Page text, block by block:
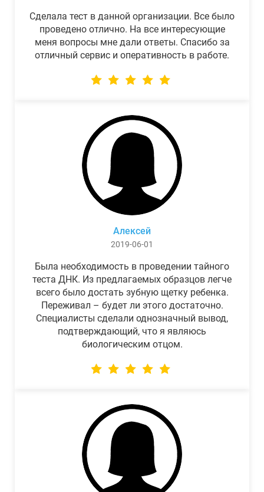
Сделала тест в данной организации. Все было
проведено отлично. На все интересующие
меня вопросы мне дали ответы. Спасибо за
отличный сервис и оперативность в работе.
Алексей
2019-06-01
Была необходимость в проведении тайного
теста ДНК. Из предлагаемых образцов легче
всего было достать зубную щетку ребенка.
Переживал – будет ли этого достаточно.
Специалисты сделали однозначный вывод,
подтверждающий, что я являюсь
биологическим отцом.